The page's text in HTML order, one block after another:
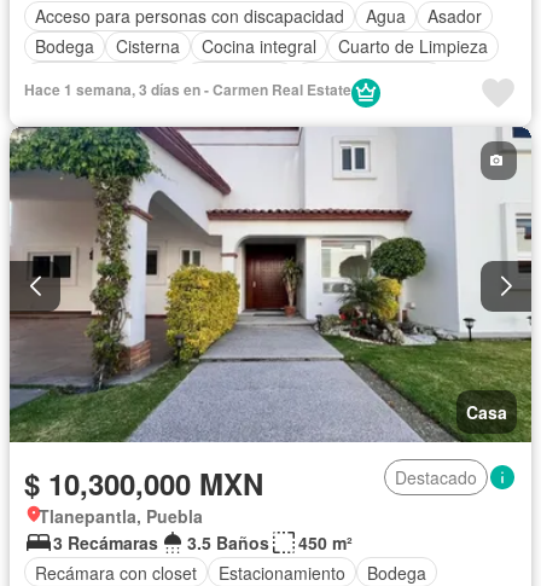
Acceso para personas con discapacidad
Agua
Asador
Bodega
Cisterna Cocina integral
Cuarto de Limpieza
Estacionamiento
Recámara con closet
Sala polivalente
Seguridad
Televisión por cable
Terraza
Wifi Zonas verdes Sin amueblar
Hace 1 semana, 3 días en - Carmen Real Estate
Casa
$ 10,300,000 MXN
Destacado
Tlanepantla, Puebla
3 Recámaras
3.5 Baños
450 m²
Recámara con closet
Estacionamiento
Bodega